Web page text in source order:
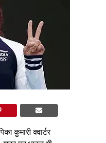
कुमारी क्वार्टर